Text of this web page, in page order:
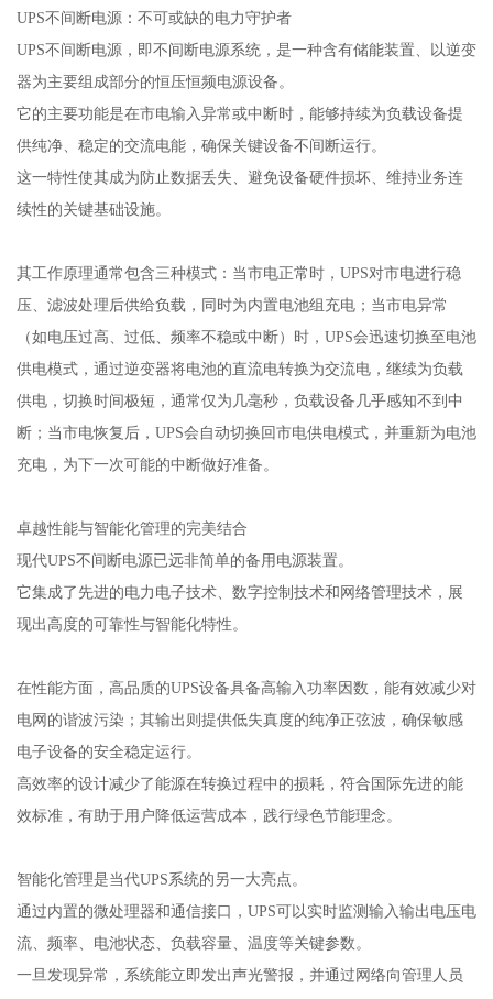
UPS不间断电源：不可或缺的电力守护者
UPS不间断电源，即不间断电源系统，是一种含有储能装置、以逆变
器为主要组成部分的恒压恒频电源设备。
它的主要功能是在市电输入异常或中断时，能够持续为负载设备提
供纯净、稳定的交流电能，确保关键设备不间断运行。
这一特性使其成为防止数据丢失、避免设备硬件损坏、维持业务连
续性的关键基础设施。
其工作原理通常包含三种模式：当市电正常时，UPS对市电进行稳
压、滤波处理后供给负载，同时为内置电池组充电；当市电异常
（如电压过高、过低、频率不稳或中断）时，UPS会迅速切换至电池
供电模式，通过逆变器将电池的直流电转换为交流电，继续为负载
供电，切换时间极短，通常仅为几毫秒，负载设备几乎感知不到中
断；当市电恢复后，UPS会自动切换回市电供电模式，并重新为电池
充电，为下一次可能的中断做好准备。
卓越性能与智能化管理的完美结合
现代UPS不间断电源已远非简单的备用电源装置。
它集成了先进的电力电子技术、数字控制技术和网络管理技术，展
现出高度的可靠性与智能化特性。
在性能方面，高品质的UPS设备具备高输入功率因数，能有效减少对
电网的谐波污染；其输出则提供低失真度的纯净正弦波，确保敏感
电子设备的安全稳定运行。
高效率的设计减少了能源在转换过程中的损耗，符合国际先进的能
效标准，有助于用户降低运营成本，践行绿色节能理念。
智能化管理是当代UPS系统的另一大亮点。
通过内置的微处理器和通信接口，UPS可以实时监测输入输出电压电
流、频率、电池状态、负载容量、温度等关键参数。
一旦发现异常，系统能立即发出声光警报，并通过网络向管理人员